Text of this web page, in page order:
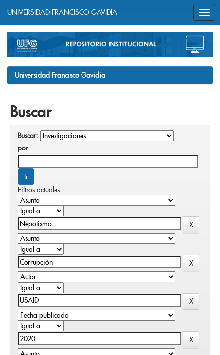
navigation
UNIVERSIDAD FRANCISCO GAVIDIA
Universidad Francisco Gavidia
Buscar
Buscar:
por
Filtros actuales: